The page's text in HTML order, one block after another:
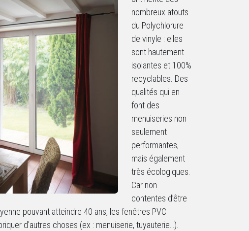
nombreux atouts
du Polychlorure
de vinyle : elles
sont hautement
isolantes et 100%
recyclables. Des
qualités qui en
font des
menuiseries non
seulement
performantes,
mais également
très écologiques.
Car non
contentes d’être
pouvant atteindre 40 ans, les fenêtres PVC
d’autres choses (ex : menuiserie, tuyauterie…).